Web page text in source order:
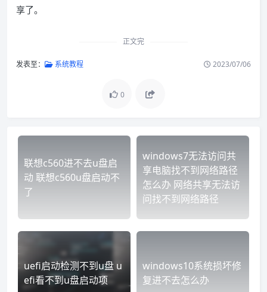
享了。
正文完
发表至： 系统教程 2023/07/06
0
联想c560进不去u盘启
动 联想c560u盘启动不
了
windows7无法访问共
享电脑找不到网络路径
怎么办 网络共享无法访
问找不到网络路径
uefi启动检测不到u盘 u
efi看不到u盘启动项
windows10系统损坏修
复进不去怎么办